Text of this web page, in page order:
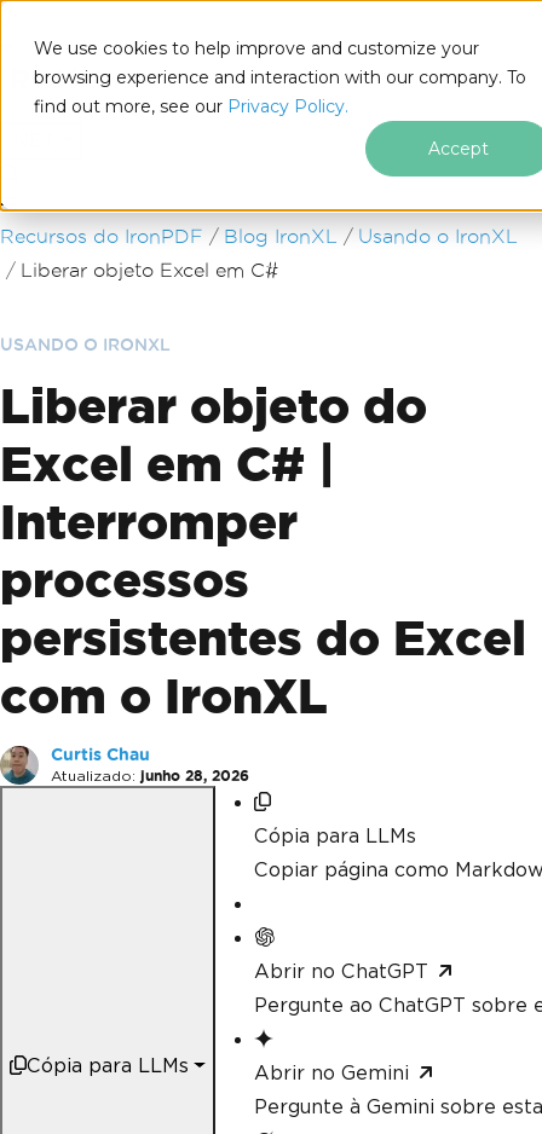
We use cookies to help improve and customize your
browsing experience and interaction with our company. To
find out more, see our Privacy Policy.
Accept
Ir para o conteúdo do rodapé
Recursos do IronPDF Blog IronXL
Usando o IronXL
Liberar objeto Excel em C#
USANDO O IRONXL
Liberar objeto do
Excel em C# |
Interromper
processos
persistentes do Excel
com o IronXL
Curtis Chau
Atualizado: junho 28, 2026
Cópia para LLMs
Cópia para LLMs
Copiar página como
Abrir no ChatGPT
Pergunte ao ChatGPT sobre
Abrir no Gemini
Pergunte à Gemini sobre